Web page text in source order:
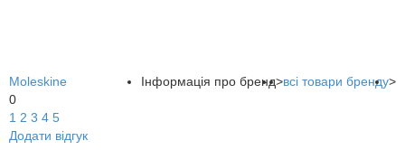
Інформація про бренд>всі товари бренду>
Moleskine
0
1 2 3 4 5
Додати відгук